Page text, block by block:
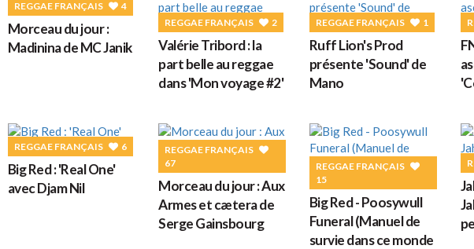
REGGAE FRANÇAIS 4
Morceau du jour :
Madinina de MC Janik
REGGAE FRANÇAIS 2
Valérie Tribord : la
part belle au reggae
dans 'Mon voyage #2'
REGGAE FRANÇAIS 1
Ruff Lion's Prod
présente 'Sound' de
Mano
REGGAE FRANÇAIS 6
Big Red : 'Real One'
avec Djam Nil
REGGAE FRANÇAIS
67
Morceau du jour : Aux
Armes et cætera de
Serge Gainsbourg
REGGAE FRANÇAIS
15
Big Red - Poosywull
Funeral (Manuel de
survie dans ce monde